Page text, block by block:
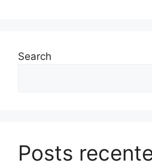
Search
Posts